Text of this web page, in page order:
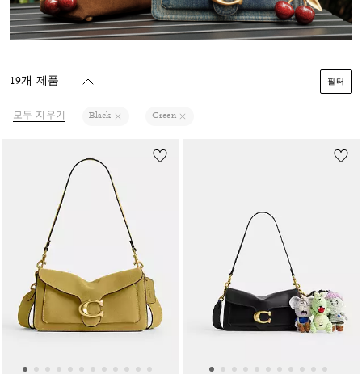
19개 제품 필터
모두 지우기 Black Green